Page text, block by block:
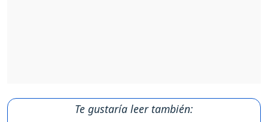
Te gustaría leer también: